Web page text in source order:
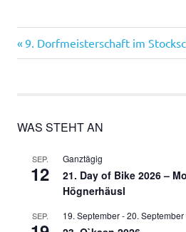
Vorheriger
Beitrag:
9. Dorfmeisterschaft im
WAS STEHT AN
SEP.
12
Ganztägig
21. Day of Bike 2026 –
Högnerhäusl
SEP. 19. September-20. September